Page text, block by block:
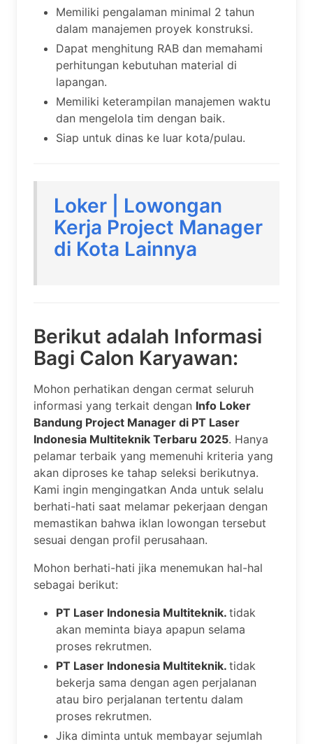
Memiliki pengalaman minimal 2 tahun
dalam manajemen proyek konstruksi.
Dapat menghitung RAB dan memahami
perhitungan kebutuhan material di
lapangan.
Memiliki keterampilan manajemen waktu
dan mengelola tim dengan baik.
Siap untuk dinas ke luar kota/pulau.
Loker | Lowongan
Kerja Project Manager
di Kota Lainnya
Berikut adalah Informasi
Bagi Calon Karyawan:
Mohon perhatikan dengan cermat seluruh
informasi yang terkait dengan Info Loker
Bandung Project Manager di PT Laser
Indonesia Multiteknik Terbaru 2025. Hanya
pelamar terbaik yang memenuhi kriteria yang
akan diproses ke tahap seleksi berikutnya.
Kami ingin mengingatkan Anda untuk selalu
berhati-hati saat melamar pekerjaan dengan
memastikan bahwa iklan lowongan tersebut
sesuai dengan profil perusahaan.
Mohon berhati-hati jika menemukan hal-hal
sebagai berikut:
PT Laser Indonesia Multiteknik. tidak
akan meminta biaya apapun selama
proses rekrutmen.
PT Laser Indonesia Multiteknik. tidak
bekerja sama dengan agen perjalanan
atau biro perjalanan tertentu dalam
proses rekrutmen.
Jika diminta untuk membayar sejumlah